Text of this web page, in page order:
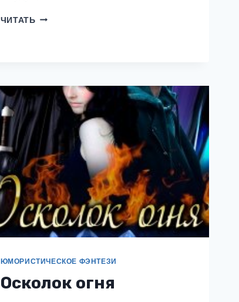
ЧИТАТЬ БЕЛЛА
ЮМОРИСТИЧЕСКОЕ ФЭНТЕЗИ
Осколок огня